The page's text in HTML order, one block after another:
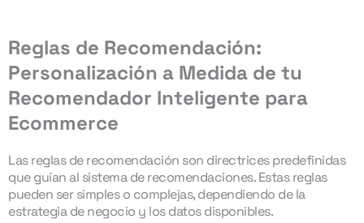
Reglas de Recomendación:
Personalización a Medida de tu
Recomendador Inteligente para
Ecommerce
Las reglas de recomendación son directrices predefinidas
que guían al sistema de recomendaciones. Estas reglas
pueden ser simples o complejas, dependiendo de la
estrategia de negocio y los datos disponibles.